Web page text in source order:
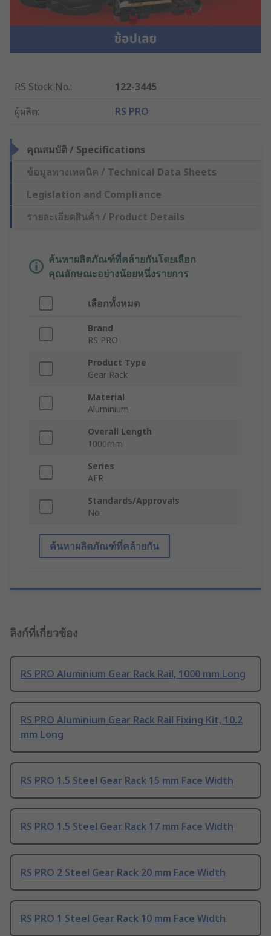
RS Stock No.:
122-3445
ผู้ผลิต: RS PRO
คุณสมบัติ / Specifications
ข้อมูลทางเทคนิค / Technical Data Sheets
Legislation and Compliance
รายละเอียดสินค้า / Product Details
ค้นหาผลิตภัณฑ์ที่คล้ายกันโดยเลือก
คุณลักษณะอย่างน้อยหนึ่งรายการ
เลือกทั้งหมด
Brand
RS PRO
Product Type
Gear Rack
Material
Aluminium
Overall Length
1000mm
Series
AFR
Standards/Approvals
No
ค้นหาผลิตภัณฑ์ที่คล้ายกัน
ลิงก์ที่เกี่ยวข้อง
RS PRO Aluminium Gear Rack Rail, 1000 mm Long
RS PRO Aluminium Gear Rack Rail Fixing Kit, 10.2
mm Long
RS PRO 1.5 Steel Gear Rack 15 mm Face Width
RS PRO 1.5 Steel Gear Rack 17 mm Face Width
RS PRO 2 Steel Gear Rack 20 mm Face Width
RS PRO 1 Steel Gear Rack 10 mm Face Width